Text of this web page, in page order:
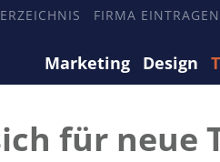
FIRMA EINTRAGEN
Marketing Design
für neue